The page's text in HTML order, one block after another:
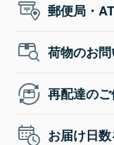
郵便局・
荷物のお
再配達の
お届け日